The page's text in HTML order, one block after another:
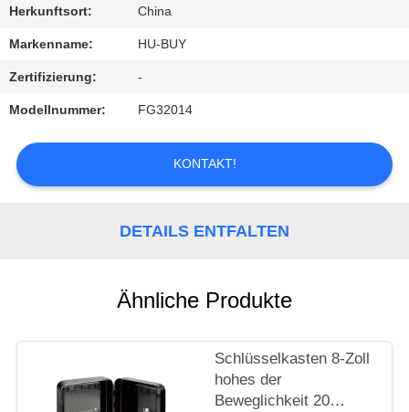
SIE
MIT
UNS
IN
VERBINDUNG
FORDERN
Herkunftsort: China
Markenname: HU-BUY
Zertifizierung: -
Modellnummer: FG32014
KONTAKT!
DETAILS ENTFALTEN
Ähnliche Produkte
Schlüsselkasten 8-Zoll
hohes der
Beweglichkeit 20